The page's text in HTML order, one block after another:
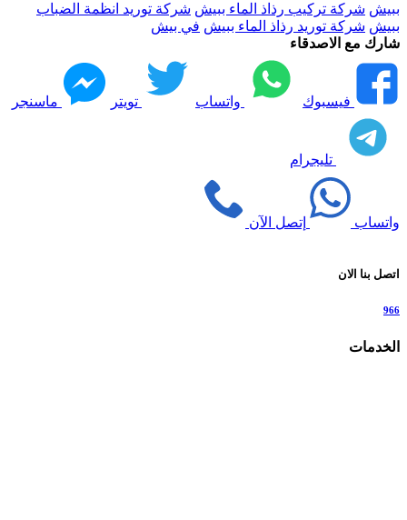
ببيش شركة تركيب رذاذ الماء ببيش شركة توريد انظمة الضباب
ببيش شركة توريد رذاذ الماء ببيش في بيش
شارك مع الاصدقاء
فيسبوك واتساب تويتر ماسنجر
تليجرام
واتساب إتصل الآن
اتصل بنا الان
966
الخدمات